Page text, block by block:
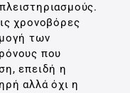
χρονοβόρες
των
που
επειδή η
αλλά όχι η